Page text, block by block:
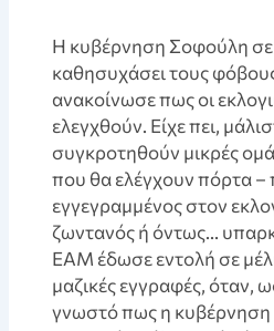
Η κυβέρνηση Σοφούλη σε
καθησυχάσει τους
ανακοίνωσε πως οι
ελεγχθούν. Είχε πει,
συγκροτηθούν μικρές
που θα ελέγχουν πόρτα –
εγγεγραμμένος στον
ζωντανός ή όντως…
ΕΑΜ έδωσε εντολή σε
μαζικές εγγραφές, όταν,
γνωστό πως η κυβέρνηση